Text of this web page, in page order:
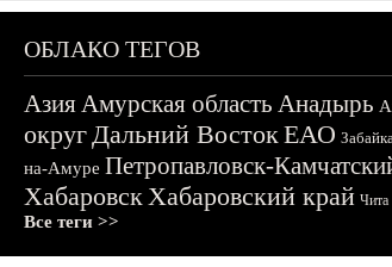
ОБЛАКО ТЕГОВ
АзияАмурская область Анадырь
округДальний ВостокЕАО
на-Амуре Петропавловск-
ХабаровскХабаровский край Чита
Все теги >>